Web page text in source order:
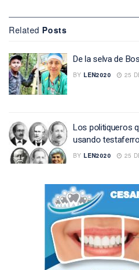
Related Posts
De la selva de
BY LEN2020 25
Los politiqueros
usando
BY LEN2020 25